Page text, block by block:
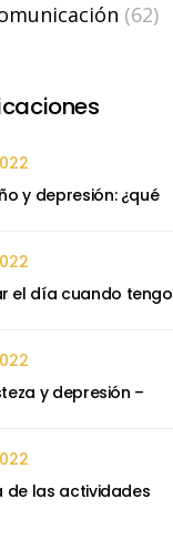
(62)
y depresión: ¿qué
el día cuando tengo
y depresión –
de las actividades